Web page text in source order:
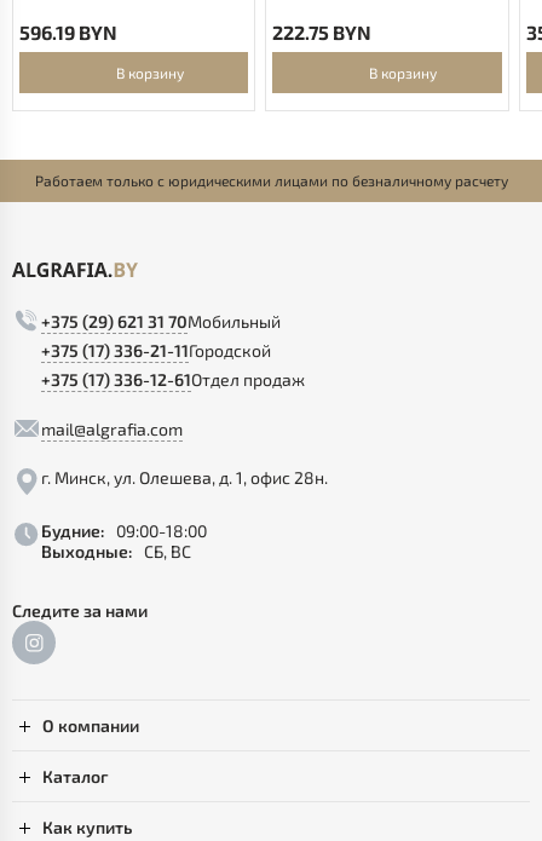
596.19 BYN
В корзину
222.75 BYN
В корзину
Работаем только с юридическими лицами по безналичному расчету
+375 (29) 621 31 70Мобильный
+375 (17) 336-21-11Городской
+375 (17) 336-12-61Отдел продаж
mail@algrafia.com
г. Минск, ул. Олешева, д. 1, офис 28н.
Будние:
09:00-18:00
Выходные: СБ, ВС
Следите за нами
О компании
Каталог
Как купить